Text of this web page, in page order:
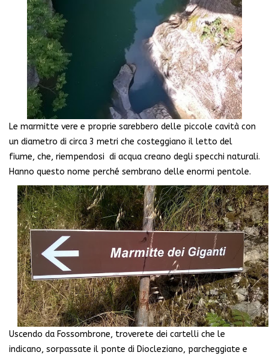
Le marmitte vere e proprie sarebbero delle piccole cavità con
un diametro di circa 3 metri che costeggiano il letto del
fiume, che, riempendosi di acqua creano degli specchi naturali.
Hanno questo nome perché sembrano delle enormi pentole.
Uscendo da Fossombrone, troverete dei cartelli che le
indicano, sorpassate il ponte di Diocleziano, parcheggiate e